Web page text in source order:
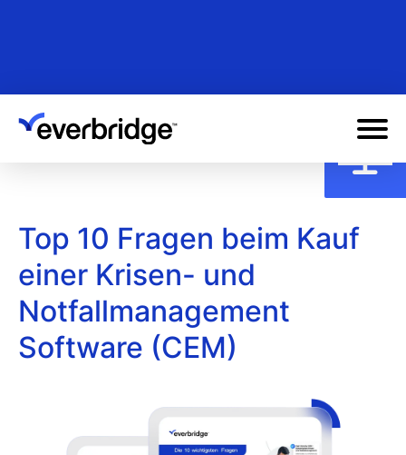
content
Top 10 Fragen beim Kauf
einer Krisen- und
Notfallmanagement
Software (CEM)